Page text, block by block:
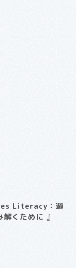
Literacy：過
解くために 』